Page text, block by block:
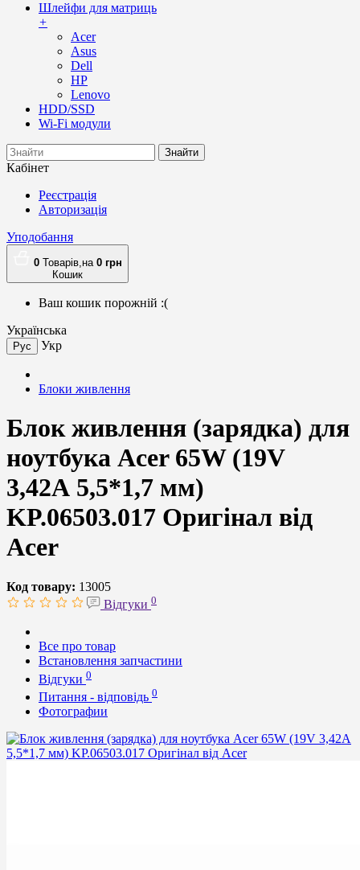
Шлейфи для матриць
+
Acer
Asus
Dell
HP
Lenovo
HDD/SSD
Wi-Fi модули
Знайти
Кабінет
Реєстрація
Авторизація
Уподобання
0 Товарів,на 0 грн
Кошик
Ваш кошик порожній :(
Українська
Рус Укр
Блоки живлення
Блок живлення (зарядка) для
ноутбука Acer 65W (19V
3,42А 5,5*1,7 мм)
KP.06503.017 Оригінал від
Acer
Код товару: 13005
Відгуки 0
Все про товар
Встановлення запчастини
Відгуки 0
Питання - відповідь 0
Фотографии